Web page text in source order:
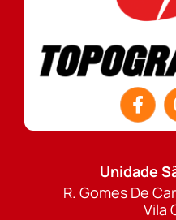
Unidade
R. Gomes De
Vila